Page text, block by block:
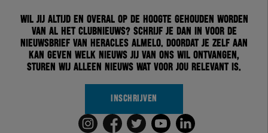
Wil jij altijd en overal op de hoogte gehouden worden
van al het clubnieuws? Schrijf je dan in voor de
nieuwsbrief van Heracles Almelo. Doordat je zelf aan
kan geven welk nieuws jij van ons wil ontvangen,
sturen wij alleen nieuws wat voor jou relevant is.
INSCHRIJVEN